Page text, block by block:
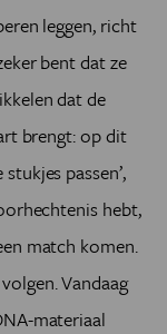
leggen, richt
bent dat ze
dat de
brengt: op dit
passen’,
hebt,
match komen.
Vandaag
materiaal